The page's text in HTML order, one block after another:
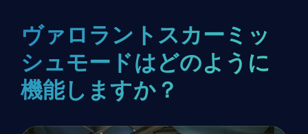
ヴァロラントスカーミッ
シュモードはどのように
機能しますか？